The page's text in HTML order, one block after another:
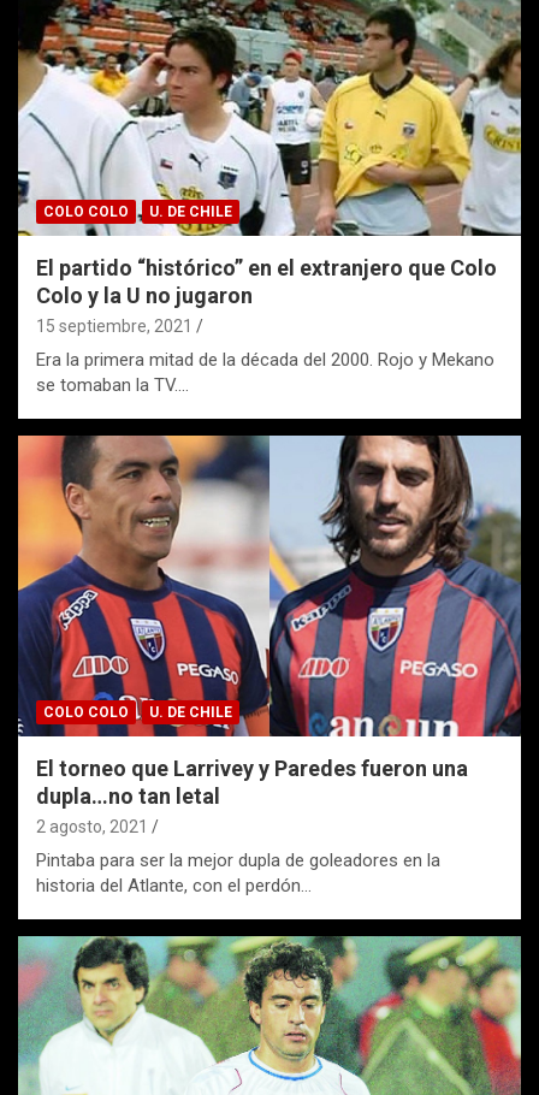
COLO COLO U. DE CHILE
El partido “histórico” en el extranjero que Colo
Colo y la U no jugaron
15 septiembre, 2021
Era la primera mitad de la década del 2000. Rojo y Mekano
se tomaban la TV.…
COLO COLO U. DE CHILE
El torneo que Larrivey y Paredes fueron una
dupla…no tan letal
2 agosto, 2021
Pintaba para ser la mejor dupla de goleadores en la
historia del Atlante, con el perdón…